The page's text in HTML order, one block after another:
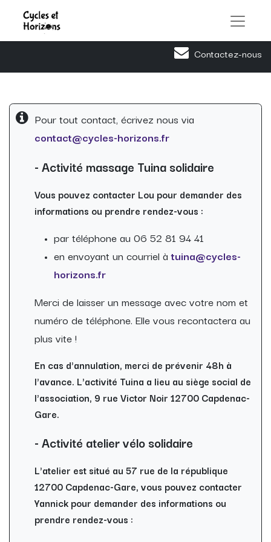
Contactez-nous
Pour tout contact, écrivez nous via
contact@cycles-horizons.fr
- Activité massage Tuina solidaire
Vous pouvez contacter Lou pour demander des
informations ou prendre rendez-vous :
par téléphone au 06 52 81 94 41
en envoyant un courriel àtuina@cycles-
horizons.fr
Merci de laisser un message avec votre nom et
numéro de téléphone. Elle vous recontactera au
plus vite !
En cas d'annulation, merci de prévenir 48h à
l'avance. L'activité Tuina a lieu au siège social de
l'association, 9 rue Victor Noir 12700 Capdenac-
Gare.
- Activité atelier vélo solidaire
L'atelier est situé au 57 rue de la république
12700 Capdenac-Gare, vous pouvez contacter
Yannick pour demander des informations ou
prendre rendez-vous :